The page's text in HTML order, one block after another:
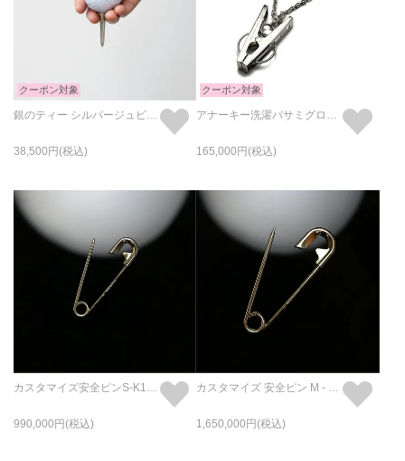
クーポン対象
銀のティー シルバージュビリー
38,500
クーポン対象
アナーキー洗濯バサミグローブホルダー-シルバー925-
165,000
カスタマイズ安全ピンS-K18イエローゴールド
990,000
カスタマイズ 安全ピン M - K18イエローゴールド
1,650,000